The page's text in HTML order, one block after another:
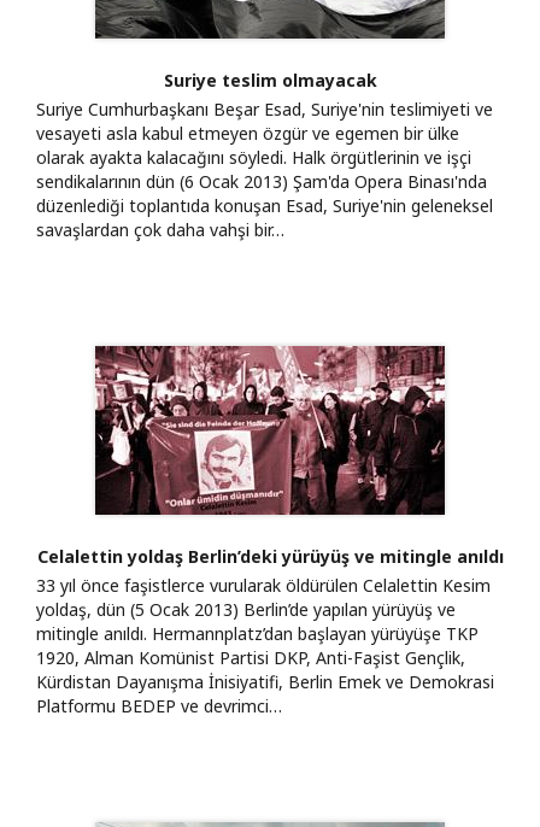
Suriye teslim olmayacak
Suriye Cumhurbaşkanı Beşar Esad, Suriye'nin teslimiyeti ve
vesayeti asla kabul etmeyen özgür ve egemen bir ülke
olarak ayakta kalacağını söyledi. Halk örgütlerinin ve işçi
sendikalarının dün (6 Ocak 2013) Şam'da Opera Binası'nda
düzenlediği toplantıda konuşan Esad, Suriye'nin geleneksel
savaşlardan çok daha vahşi bir…
Celalettin yoldaş Berlin’deki yürüyüş ve mitingle anıldı
33 yıl önce faşistlerce vurularak öldürülen Celalettin Kesim
yoldaş, dün (5 Ocak 2013) Berlin’de yapılan yürüyüş ve
mitingle anıldı. Hermannplatz’dan başlayan yürüyüşe TKP
1920, Alman Komünist Partisi DKP, Anti-Faşist Gençlik,
Kürdistan Dayanışma İnisiyatifi, Berlin Emek ve Demokrasi
Platformu BEDEP ve devrimci…